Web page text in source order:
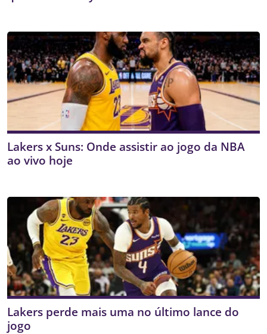
Lakers x Suns: Onde assistir ao jogo da NBA
ao vivo hoje
Lakers perde mais uma no último lance do
jogo